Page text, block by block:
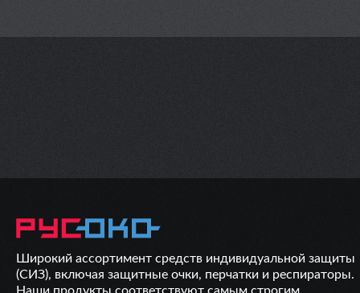
Широкий ассортимент средств индивидуальной защиты
(СИЗ), включая защитные очки, перчатки и респираторы.